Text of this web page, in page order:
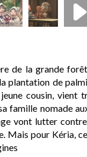
de la grande
plantation de
cousin, vient
famille nomade
vont lutter
Mais pour Kéria,